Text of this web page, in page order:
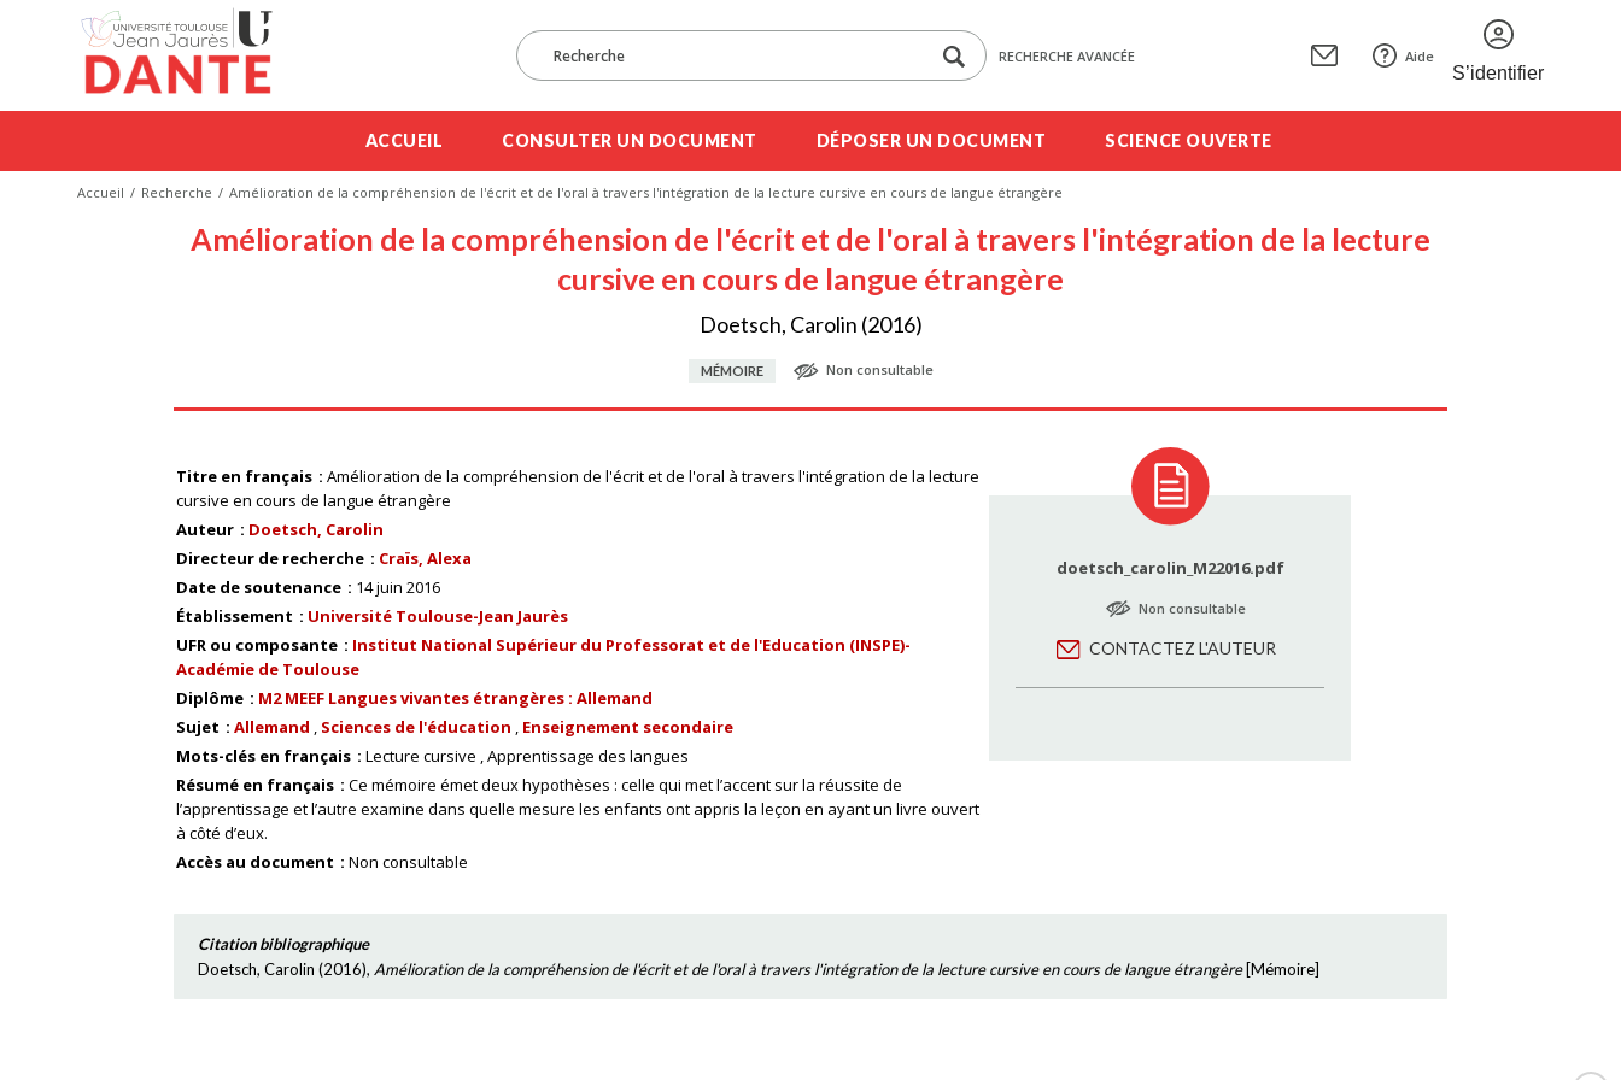
RECHERCHE AVANCÉE Aide
S’identifier
ACCUEIL CONSULTER UN DOCUMENT DÉPOSER UN DOCUMENT SCIENCE OUVERTE
Accueil Recherche Amélioration de la compréhension de l'écrit et de l'oral à travers l'intégration de la lecture cursive en cours de langue étrangère
Amélioration de la compréhension de l'écrit et de l'oral à travers l'intégration de la lecture
cursive en cours de langue étrangère
Doetsch, Carolin (2016)
MÉMOIRE Non consultable
Titre en français
Amélioration de la compréhension de l'écrit et de l'oral à travers l'intégration de la lecture
cursive en cours de langue étrangère
Auteur
Doetsch, Carolin
Directeur de recherche
Craïs, Alexa
Date de soutenance
14 juin 2016
Établissement
Université Toulouse-Jean Jaurès
UFR ou composante
Institut National Supérieur du Professorat et de l'Education (INSPE)-
Académie de Toulouse
Diplôme
M2 MEEF Langues vivantes étrangères : Allemand
Sujet
Allemand Sciences de l'éducation
Enseignement secondaire
Mots-clés en français
Lecture cursive Apprentissage des langues
Résumé en français
Ce mémoire émet deux hypothèses : celle qui met l’accent sur la réussite de
l’apprentissage et l’autre examine dans quelle mesure les enfants ont appris la leçon en ayant un livre ouvert
à côté d’eux.
Accès au document
Non consultable
doetsch_carolin_M22016.pdf
Non consultable
CONTACTEZ L'AUTEUR
Citation bibliographique
Doetsch, Carolin (2016), Amélioration de la compréhension de l'écrit et de l'oral à travers l'intégration de la lecture cursive en cours de langue étrangère[Mémoire]